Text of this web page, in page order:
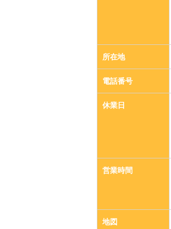
所在地
電話番号
休業日
営業時間
地図